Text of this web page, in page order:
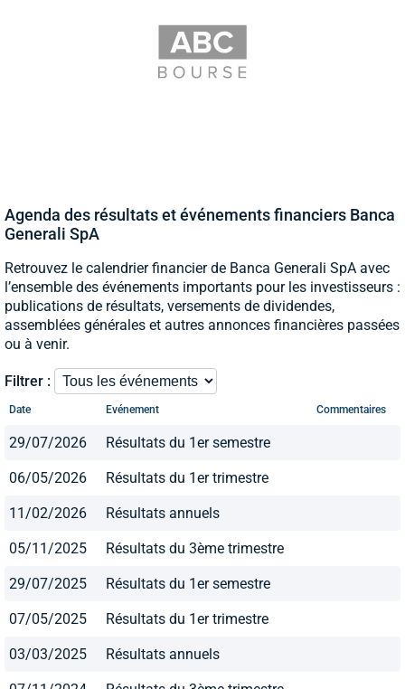
Agenda des résultats et événements financiers Banca
Generali SpA
Retrouvez le calendrier financier de Banca Generali SpA avec
l’ensemble des événements importants pour les investisseurs :
publications de résultats, versements de dividendes,
assemblées générales et autres annonces financières passées
ou à venir.
Filtrer :
Date Evénement Commentaires
29/07/2026 Résultats du 1er semestre
06/05/2026 Résultats du 1er trimestre
11/02/2026 Résultats annuels
05/11/2025 Résultats du 3ème trimestre
29/07/2025 Résultats du 1er semestre
07/05/2025 Résultats du 1er trimestre
03/03/2025 Résultats annuels